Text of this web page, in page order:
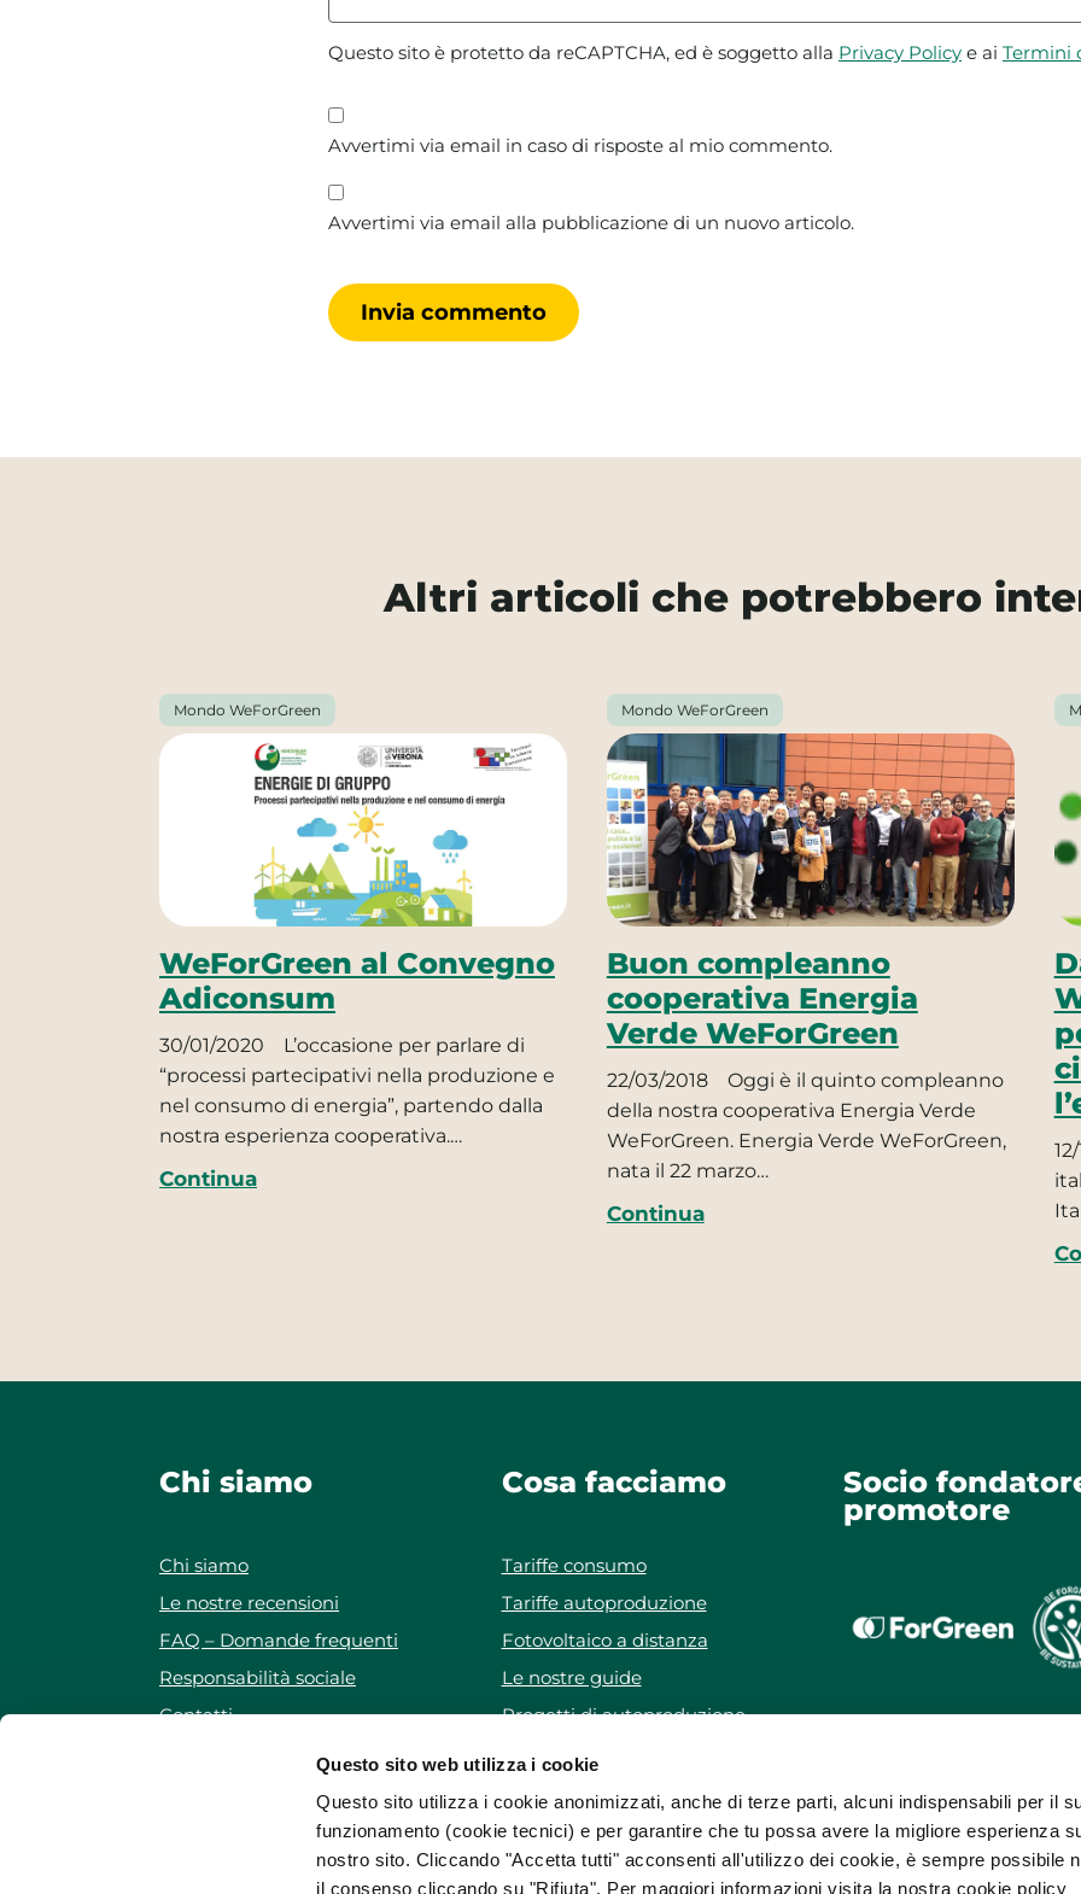
Questo sito web utilizza i cookie
Questo sito utilizza i cookie anonimizzati, anche di terze parti, alcuni indispensabili per il
funzionamento (cookie tecnici) e per garantire che tu possa avere la migliore esperienza
nostro sito. Cliccando "Accetta tutti" acconsenti all'utilizzo dei cookie, è sempre possibile
il consenso cliccando su "Rifiuta". Per maggiori informazioni visita la nostra cookie policy
Questo sito è protetto da reCAPTCHA, ed è soggetto alla Privacy Policy e ai Termini
Avvertimi via email in caso di risposte al mio commento.
Avvertimi via email alla pubblicazione di un nuovo articolo.
Altri articoli che potrebbero
Mondo WeForGreen
WeForGreen al Convegno
Adiconsum
30/01/2020
L’occasione per parlare di
“processi partecipativi nella produzione e
nel consumo di energia”, partendo dalla
nostra esperienza cooperativa.…
Continua
Mondo WeForGreen
Buon compleanno
cooperativa Energia
Verde WeForGreen
22/03/2018
Oggi è il quinto compleanno
della nostra cooperativa Energia Verde
WeForGreen. Energia Verde WeForGreen,
nata il 22 marzo…
Continua
Chi siamo
Chi siamo
Le nostre recensioni
FAQ – Domande frequenti
Responsabilità sociale
Contatti
Cosa facciamo
Tariffe consumo
Tariffe autoproduzione
Fotovoltaico a distanza
Le nostre guide
Progetti di autoproduzione
Socio
promotore